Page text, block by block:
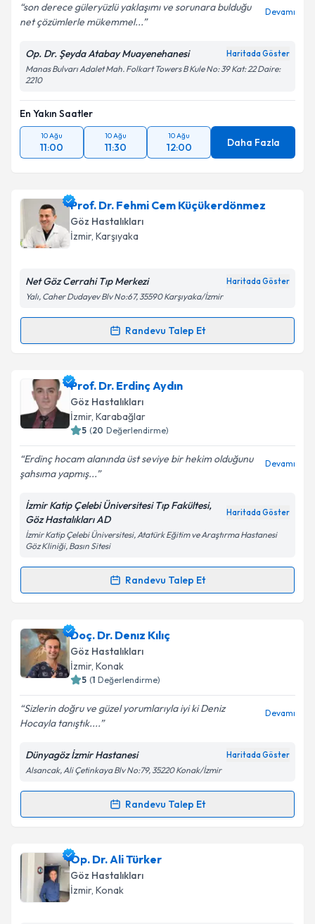
Kişisel verilerimin işlenmesine ilişkin
kapsamda işlenmesini kabul ediyorum.
Takvim Talebini Gönder
son derece güleryüzlü yaklaşımı ve sorunara bulduğu
net çözümlerle mükemmel...
Devamı
Op. Dr. Şeyda Atabay Muayenehanesi Haritada Göster
Manas Bulvarı Adalet Mah. Folkart Towers B Kule No: 39 Kat: 22 Daire:
2210
En Yakın Saatler
10 Ağu
11:00
10 Ağu
11:30
10 Ağu
12:00 Daha Fazla
Prof. Dr. Fehmi Cem Küçükerdönmez
Göz Hastalıkları
İzmir, Karşıyaka
Net Göz Cerrahi Tıp Merkezi Haritada Göster
Yalı, Caher Dudayev Blv No:67, 35590 Karşıyaka/İzmir
Randevu Talep Et
Randevu Takvimi Talebi
Prof. Dr. Fehmi Cem Küçükerdönmez
takvimi talebi oluşturun. Size bu uzmandan randevu
almanız için bir takvim hazırlandığında e-posta ile
bilgilendireceğiz.
E-posta Adresiniz
Kişisel verilerimin işlenmesine ilişkin
Metni'ni okudum ve kişisel verilerimin belirtilen
kapsamda işlenmesini kabul ediyorum.
Takvim Talebini Gönder
Prof. Dr. Erdinç Aydın
Göz Hastalıkları
İzmir, Karabağlar
5 (20 Değerlendirme)
Erdinç hocam alanında üst seviye bir hekim olduğunu
şahsıma yapmış...
Devamı
İzmir Katip Çelebi Üniversitesi Tıp Fakültesi,
Göz Hastalıkları AD
Haritada Göster
İzmir Katip Çelebi Üniversitesi, Atatürk Eğitim ve Araştırma Hastanesi
Göz Kliniği, Basın Sitesi
Randevu Talep Et
Randevu Takvimi Talebi
Prof. Dr. Erdinç Aydıniçin randevu takvimi talebi
oluşturun. Size bu uzmandan randevu almanız için bir
takvim hazırlandığında e-posta ile bilgilendireceğiz.
Kişisel verilerimin işlenmesine ilişkin
Aydınlatma
Metni'ni okudum ve kişisel verilerimin belirtilen
kapsamda işlenmesini kabul ediyorum.
Doç. Dr. Denız Kılıç
Göz Hastalıkları
İzmir, Konak
5 (1 Değerlendirme)
Sizlerin doğru ve güzel yorumlarıyla iyi ki Deniz
Hocayla tanıştık....
Devamı
Dünyagöz İzmir Hastanesi Haritada Göster
Alsancak, Ali Çetinkaya Blv No:79, 35220 Konak/İzmir
Randevu Talep Et
Randevu Takvimi Talebi
Doç. Dr. Denız Kılıçiçin randevu takvimi talebi
oluşturun. Size bu uzmandan randevu almanız için bir
takvim hazırlandığında e-posta ile bilgilendireceğiz.
Op. Dr. Ali Türker
Göz Hastalıkları
İzmir, Konak